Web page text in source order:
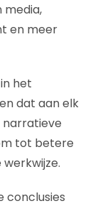
media,
en meer
het
dat aan elk
narratieve
tot betere
conclusies